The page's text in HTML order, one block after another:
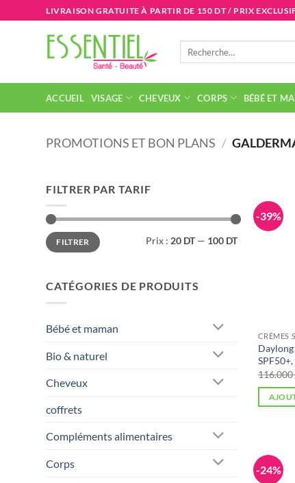
au
LIVRAISON GRATUITE À PARTIR DE 150 DT / PRIX
ACCUEIL VISAGE CHEVEUX CORPS BÉBÉ ET
PROMOTIONS ET BON PLANS /
FILTRER PAR TARIF
Prix
min
Prix
maxFILTRER Prix : 20 DT— 100 DT
CATÉGORIES DE PRODUITS
Bébé et maman
Bio & naturel
Cheveux
coffrets
Compléments alimentaires
Corps
-39%
CRÈMES
116.000
-24%